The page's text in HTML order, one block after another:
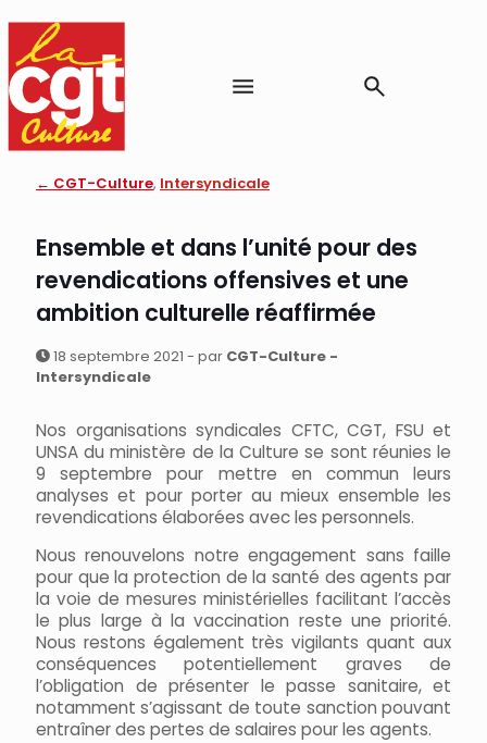
← CGT-Culture, Intersyndicale
Ensemble et dans l’unité pour des
revendications offensives et une
ambition culturelle réaffirmée
18 septembre 2021 - par CGT-Culture -
Intersyndicale
Nos organisations syndicales CFTC, CGT, FSU et
UNSA du ministère de la Culture se sont réunies le
9 septembre pour mettre en commun leurs
analyses et pour porter au mieux ensemble les
revendications élaborées avec les personnels.
Nous renouvelons notre engagement sans faille
pour que la protection de la santé des agents par
la voie de mesures ministérielles facilitant l’accès
le plus large à la vaccination reste une priorité.
Nous restons également très vigilants quant aux
conséquences potentiellement graves de
l’obligation de présenter le passe sanitaire, et
notamment s’agissant de toute sanction pouvant
entraîner des pertes de salaires pour les agents.